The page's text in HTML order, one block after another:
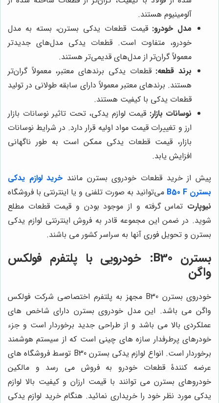
آلومینیوم هستند.
مدل خودرو: قیمت قطعات یدکی بسترن، بسته به مدل
خودرو، متفاوت است. قطعات یدکی مدل‌های جدیدتر
معمولاً گران‌تر از مدل‌های قدیمی‌تر هستند.
برند قطعه: قطعات یدکی برندهای معتبر، معمولاً گران‌تر
هستند. برندهای معتبر معمولاً دارای سابقه طولانی در تولید
قطعات یدکی با کیفیت هستند.
نوسانات بازار: قیمت لوازم یدکی، تحت تاثیر نوسانات بازار
ارز و تغییرات قیمت مواد اولیه قرار دارد. در شرایط نوسانات
بازار، قیمت قطعات یدکی ممکن است به طور ناگهانی
افزایش یابد.
پیش از خرید قطعات خودروی بسترن مانند خرید لوازم یدکی
بسترن B50 F
می‌توانید به صورت تلفنی و یا اینترنتی با فروشگاه
نیوپارت تماس گرفته و از موجود بودن و قیمت قطعات مطلع
شوید. در ضمن این مجموعه قادر به فروش اینترنتی لوازم یدکی
بسترن و تحویل فوری آنها به سراسر کشور می باشند.
بسترن B30: خودرویی با پلتفرم فولکس
واگن
خودروی بسترن B30 مجهز به پلتفرم اختصاصی شرکت فولکس
واگن می باشد. این مدل خودروی بسترن دارای شاخص های
عملکردی بالا می باشد و از طراحی جدید برخوردار است و جزء
خودرهای پرطرفدار سازه های چینی است که از سیستم هوشمند
برخوردار است. انواع لوازم یدکی بسترن B30 توسط فروشگاه های
عرضه کنندۀ قطعات خودرو به فروش می رسد و مالکین
خودروهای بسترن می توانند با قیمت ارزان و کیفیت بالا لوازم
یدکی مورد نظر خود را خریداری نمائید. هنگام خرید لوازم یدکی